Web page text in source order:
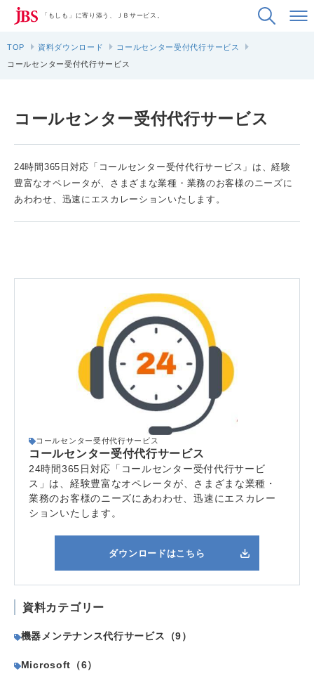
「もしも」に寄り添う、ＪＢサービス。
TOP 資料ダウンロード
コールセンター受付代行サービス
コールセンター受付代行サービス
コールセンター受付代行サービス
24時間365日対応「コールセンター受付代行サービス」は、経験
豊富なオペレータが、さまざまな業種・業務のお客様のニーズに
あわわせ、迅速にエスカレーションいたします。
コールセンター受付代行サービス
コールセンター受付代行サービス
24時間365日対応「コールセンター受付代行サービ
ス」は、 経験豊富なオペレータが、さまざまな業種・
業務のお客様のニーズにあわわせ、迅速にエスカレー
ションいたします。
ダウンロードはこちら
資料カテゴリー
機器メンテナンス代行サービス（9）
Microsoft（6）